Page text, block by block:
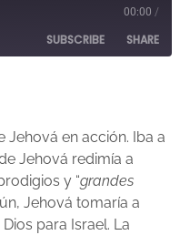
00:00 /
SUBSCRIBE SHARE
Jehová en acción. Iba a
Jehová redimía a
y “grandes
Jehová tomaría a
para Israel. La